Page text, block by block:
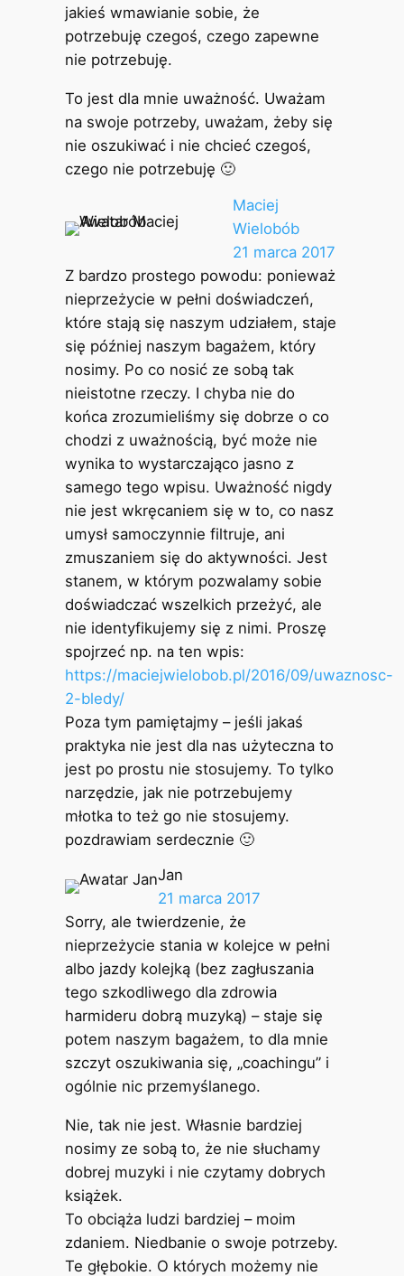
jakieś wmawianie sobie, że
potrzebuję czegoś, czego zapewne
nie potrzebuję.
To jest dla mnie uważność. Uważam
na swoje potrzeby, uważam, żeby się
nie oszukiwać i nie chcieć czegoś,
czego nie potrzebuję 🙂
Maciej
Wielobób
21 marca 2017
Z bardzo prostego powodu: ponieważ
nieprzeżycie w pełni doświadczeń,
które stają się naszym udziałem, staje
się później naszym bagażem, który
nosimy. Po co nosić ze sobą tak
nieistotne rzeczy. I chyba nie do
końca zrozumieliśmy się dobrze o co
chodzi z uważnością, być może nie
wynika to wystarczająco jasno z
samego tego wpisu. Uważność nigdy
nie jest wkręcaniem się w to, co nasz
umysł samoczynnie filtruje, ani
zmuszaniem się do aktywności. Jest
stanem, w którym pozwalamy sobie
doświadczać wszelkich przeżyć, ale
nie identyfikujemy się z nimi. Proszę
spojrzeć np. na ten wpis:
https://maciejwielobob.pl/2016/09/uwaznosc-
2-bledy/
Poza tym pamiętajmy – jeśli jakaś
praktyka nie jest dla nas użyteczna to
jest po prostu nie stosujemy. To tylko
narzędzie, jak nie potrzebujemy
młotka to też go nie stosujemy.
pozdrawiam serdecznie 🙂
Jan
21 marca 2017
Sorry, ale twierdzenie, że
nieprzeżycie stania w kolejce w pełni
albo jazdy kolejką (bez zagłuszania
tego szkodliwego dla zdrowia
harmideru dobrą muzyką) – staje się
potem naszym bagażem, to dla mnie
szczyt oszukiwania się, „coachingu” i
ogólnie nic przemyślanego.
Nie, tak nie jest. Własnie bardziej
nosimy ze sobą to, że nie słuchamy
dobrej muzyki i nie czytamy dobrych
książek.
To obciąża ludzi bardziej – moim
zdaniem. Niedbanie o swoje potrzeby.
Te głębokie. O których możemy nie